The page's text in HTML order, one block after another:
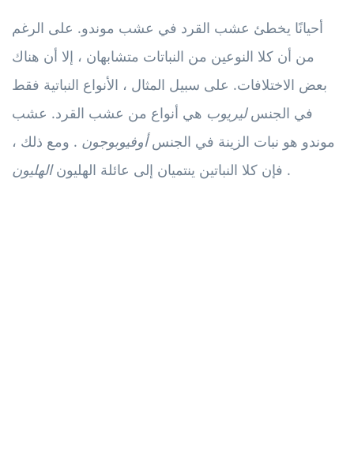
أحيانًا يخطئ عشب القرد في عشب موندو. على الرغم
من أن كلا النوعين من النباتات متشابهان ، إلا أن هناك
بعض الاختلافات. على سبيل المثال ، الأنواع النباتية فقط
في الجنسليريوب هي أنواع من عشب القرد. عشب
موندو هو نبات الزينة في الجنسأوفيوبوجون . ومع ذلك ،
فإن كلا النباتين ينتميان إلى عائلة الهليونالهليون .